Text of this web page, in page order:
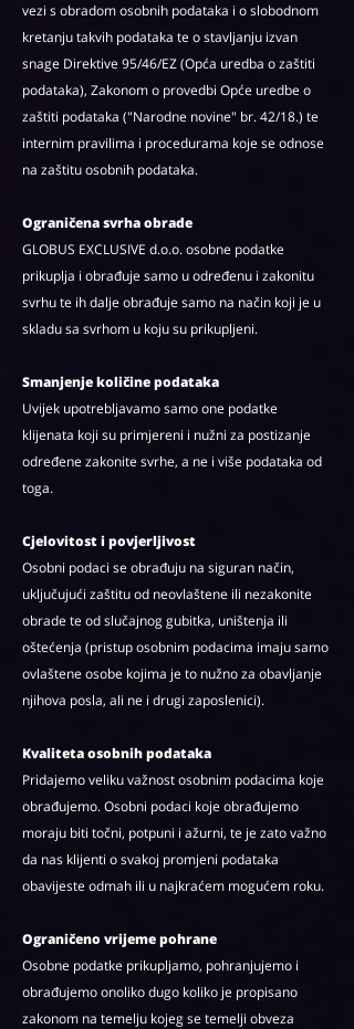
vezi s obradom osobnih podataka i o slobodnom
kretanju takvih podataka te o stavljanju izvan
snage Direktive 95/46/EZ (Opća uredba o zaštiti
podataka), Zakonom o provedbi Opće uredbe o
zaštiti podataka ("Narodne novine" br. 42/18.) te
internim pravilima i procedurama koje se odnose
na zaštitu osobnih podataka.
Ograničena svrha obrade
GLOBUS EXCLUSIVE d.o.o. osobne podatke
prikuplja i obrađuje samo u određenu i zakonitu
svrhu te ih dalje obrađuje samo na način koji je u
skladu sa svrhom u koju su prikupljeni.
Smanjenje količine podataka
Uvijek upotrebljavamo samo one podatke
klijenata koji su primjereni i nužni za postizanje
određene zakonite svrhe, a ne i više podataka od
toga.
Cjelovitost i povjerljivost
Osobni podaci se obrađuju na siguran način,
uključujući zaštitu od neovlaštene ili nezakonite
obrade te od slučajnog gubitka, uništenja ili
oštećenja (pristup osobnim podacima imaju samo
ovlaštene osobe kojima je to nužno za obavljanje
njihova posla, ali ne i drugi zaposlenici).
Kvaliteta osobnih podataka
Pridajemo veliku važnost osobnim podacima koje
obrađujemo. Osobni podaci koje obrađujemo
moraju biti točni, potpuni i ažurni, te je zato važno
da nas klijenti o svakoj promjeni podataka
obavijeste odmah ili u najkraćem mogućem roku.
Ograničeno vrijeme pohrane
Osobne podatke prikupljamo, pohranjujemo i
obrađujemo onoliko dugo koliko je propisano
zakonom na temelju kojeg se temelji obveza